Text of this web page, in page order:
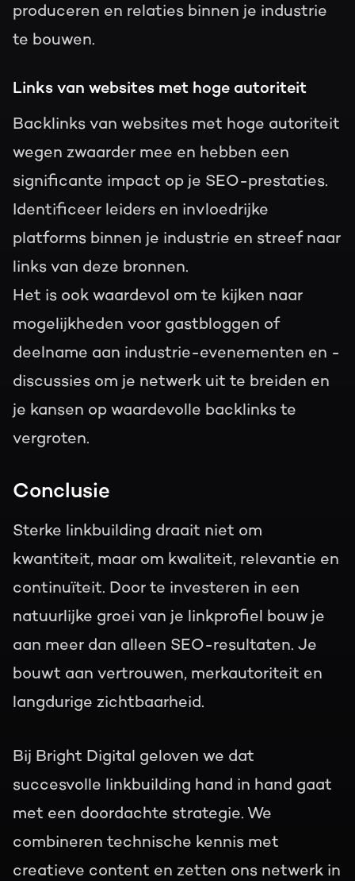
produceren en relaties binnen je industrie
te bouwen.
Links van websites met hoge autoriteit
Backlinks van websites met hoge autoriteit
wegen zwaarder mee en hebben een
significante impact op je SEO-prestaties.
Identificeer leiders en invloedrijke
platforms binnen je industrie en streef naar
links van deze bronnen.
Het is ook waardevol om te kijken naar
mogelijkheden voor gastbloggen of
deelname aan industrie-evenementen en -
discussies om je netwerk uit te breiden en
je kansen op waardevolle backlinks te
vergroten.
Conclusie
Sterke linkbuilding draait niet om
kwantiteit, maar om kwaliteit, relevantie en
continuïteit. Door te investeren in een
natuurlijke groei van je linkprofiel bouw je
aan meer dan alleen SEO-resultaten. Je
bouwt aan vertrouwen, merkautoriteit en
langdurige zichtbaarheid.
Bij Bright Digital geloven we dat
succesvolle linkbuilding hand in hand gaat
met een doordachte strategie. We
combineren technische kennis met
creatieve content en zetten ons netwerk in